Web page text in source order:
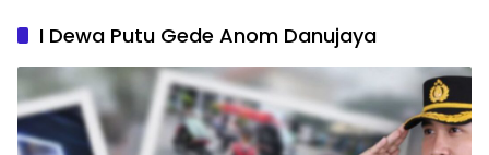
I Dewa Putu Gede Anom Danujaya